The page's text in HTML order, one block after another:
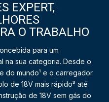
EXPERT,
O TRABALHO
para um
na sua categoria. Desde o
do mundo¹ e o carregador
de 18V mais rápido³ até
de 18V sem gás do